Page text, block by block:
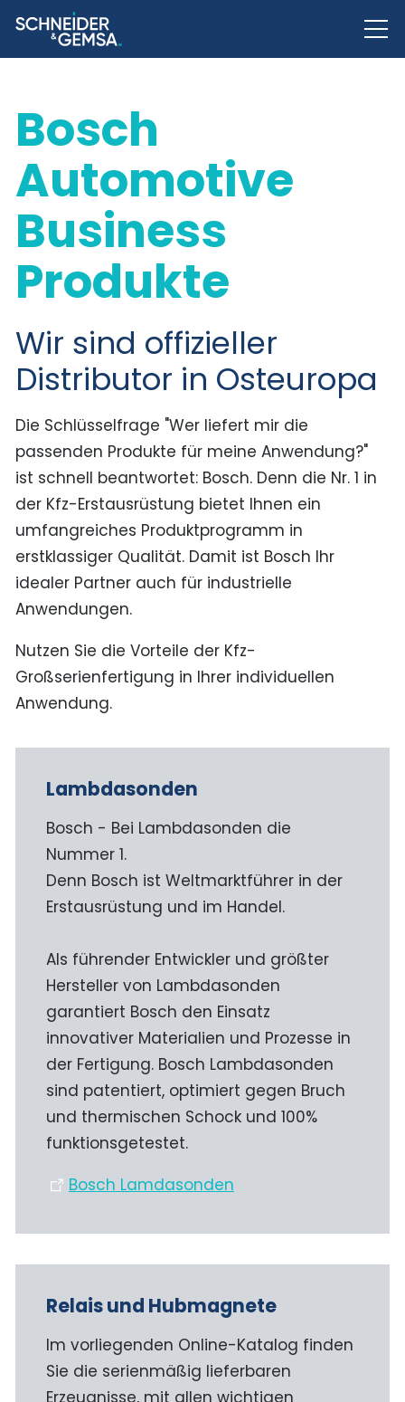
Bosch
Automotive
Business
Produkte
Wir sind offizieller
Distributor in Osteuropa
Die Schlüsselfrage "Wer liefert mir die
passenden Produkte für meine Anwendung?"
ist schnell beantwortet: Bosch. Denn die Nr. 1 in
der Kfz-Erstausrüstung bietet Ihnen ein
umfangreiches Produktprogramm in
erstklassiger Qualität. Damit ist Bosch Ihr
idealer Partner auch für industrielle
Anwendungen.
Nutzen Sie die Vorteile der Kfz-
Großserienfertigung in Ihrer individuellen
Anwendung.
Lambdasonden
Bosch - Bei Lambdasonden die
Nummer 1.
Denn Bosch ist Weltmarktführer in der
Erstausrüstung und im Handel.
Als führender Entwickler und größter
Hersteller von Lambdasonden
garantiert Bosch den Einsatz
innovativer Materialien und Prozesse in
der Fertigung. Bosch Lambdasonden
sind patentiert, optimiert gegen Bruch
und thermischen Schock und 100%
funktionsgetestet.
Bosch Lamdasonden
Relais und Hubmagnete
Im vorliegenden Online-Katalog finden
Sie die serienmäßig lieferbaren